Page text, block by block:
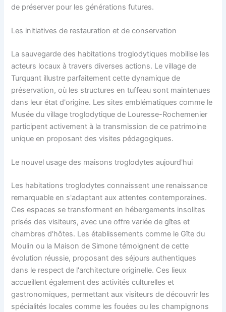
de préserver pour les générations futures.
Les initiatives de restauration et de conservation
La sauvegarde des habitations troglodytiques mobilise les
acteurs locaux à travers diverses actions. Le village de
Turquant illustre parfaitement cette dynamique de
préservation, où les structures en tuffeau sont maintenues
dans leur état d'origine. Les sites emblématiques comme le
Musée du village troglodytique de Louresse-Rochemenier
participent activement à la transmission de ce patrimoine
unique en proposant des visites pédagogiques.
Le nouvel usage des maisons troglodytes aujourd'hui
Les habitations troglodytes connaissent une renaissance
remarquable en s'adaptant aux attentes contemporaines.
Ces espaces se transforment en hébergements insolites
prisés des visiteurs, avec une offre variée de gîtes et
chambres d'hôtes. Les établissements comme le Gîte du
Moulin ou la Maison de Simone témoignent de cette
évolution réussie, proposant des séjours authentiques
dans le respect de l'architecture originelle. Ces lieux
accueillent également des activités culturelles et
gastronomiques, permettant aux visiteurs de découvrir les
spécialités locales comme les fouées ou les champignons